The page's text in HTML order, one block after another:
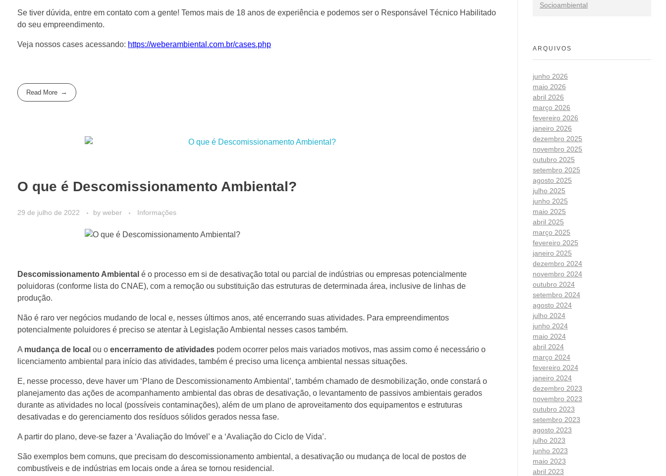
Se tiver dúvida, entre em contato com a gente! Temos mais de 18 anos de experiência e podemos ser o Responsável Técnico Habilitado
do seu empreendimento.
Veja nossos cases acessando: https://weberambiental.com.br/cases.php
Read More
O que é Descomissionamento Ambiental?
29 de julho de 2022 by weber Informações
Descomissionamento Ambiental é o processo em si de desativação total ou parcial de indústrias ou empresas potencialmente
poluidoras (conforme lista do CNAE), com a remoção ou substituição das estruturas de determinada área, inclusive de linhas de
produção.
Não é raro ver negócios mudando de local e, nesses últimos anos, até encerrando suas atividades. Para empreendimentos
potencialmente poluidores é preciso se atentar à Legislação Ambiental nesses casos também.
A mudança de local ou o encerramento de atividades podem ocorrer pelos mais variados motivos, mas assim como é necessário o
licenciamento ambiental para início das atividades, também é preciso uma licença ambiental nessas situações.
E, nesse processo, deve haver um ‘Plano de Descomissionamento Ambiental’, também chamado de desmobilização, onde constará o
planejamento das ações de acompanhamento ambiental das obras de desativação, o levantamento de passivos ambientais gerados
durante as atividades no local (possíveis contaminações), além de um plano de aproveitamento dos equipamentos e estruturas
desativadas e do gerenciamento dos resíduos sólidos gerados nessa fase.
A partir do plano, deve-se fazer a ‘Avaliação do Imóvel’ e a ‘Avaliação do Ciclo de Vida’.
São exemplos bem comuns, que precisam do descomissionamento ambiental, a desativação ou mudança de local de postos de
combustíveis e de indústrias em locais onde a área se tornou residencial.
Socioambiental
ARQUIVOS
junho 2026
maio 2026
abril 2026
março 2026
fevereiro 2026
janeiro 2026
dezembro 2025
novembro 2025
outubro 2025
setembro 2025
agosto 2025
julho 2025
junho 2025
maio 2025
abril 2025
março 2025
fevereiro 2025
janeiro 2025
dezembro 2024
novembro 2024
outubro 2024
setembro 2024
agosto 2024
julho 2024
junho 2024
maio 2024
abril 2024
março 2024
fevereiro 2024
janeiro 2024
dezembro 2023
novembro 2023
outubro 2023
setembro 2023
agosto 2023
julho 2023
junho 2023
maio 2023
abril 2023